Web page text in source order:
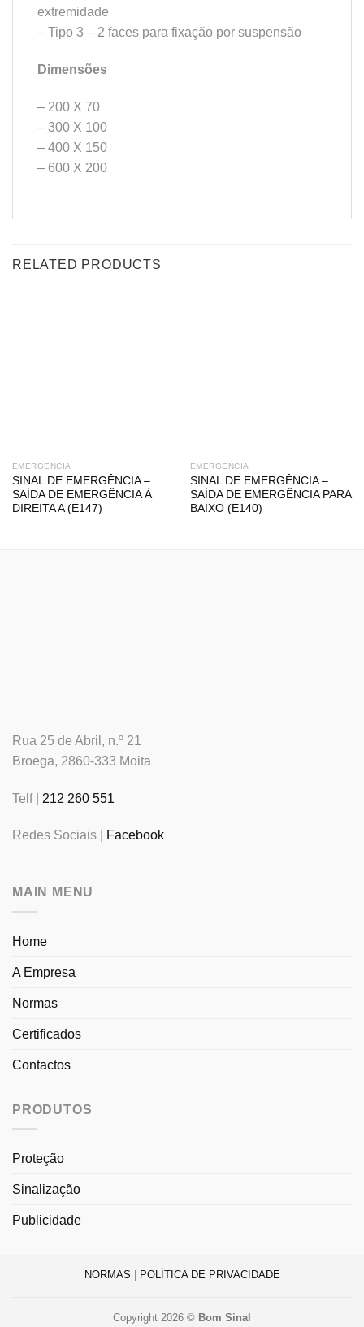
extremidade
– Tipo 3 – 2 faces para fixação por suspensão
Dimensões
– 200 X 70
– 300 X 100
– 400 X 150
– 600 X 200
RELATED PRODUCTS
EMERGÊNCIA
SINAL DE EMERGÊNCIA –
SAÍDA DE EMERGÊNCIA À
DIREITA A (E147)
EMERGÊNCIA
SINAL DE EMERGÊNCIA –
SAÍDA DE EMERGÊNCIA PARA
BAIXO (E140)
Rua 25 de Abril, n.º 21
Broega, 2860-333 Moita
Telf | 212 260 551
Redes Sociais | Facebook
MAIN MENU
Home
A Empresa
Normas
Certificados
Contactos
PRODUTOS
Proteção
Sinalização
Publicidade
NORMAS POLÍTICA DE PRIVACIDADE
Copyright 2026 © Bom Sinal